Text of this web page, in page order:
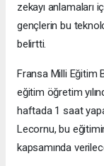
zekayı anlamaları
gençlerin bu
belirtti.
Fransa Milli Eğitim
eğitim öğretim
haftada 1 saat
Lecornu, bu
kapsamında